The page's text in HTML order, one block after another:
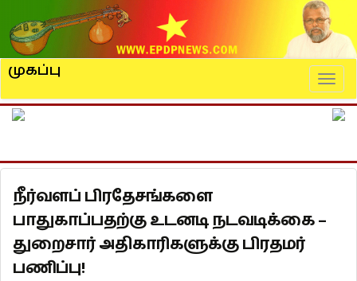
முகப்பு
நீர்வளப் பிரதேசங்களை
பாதுகாப்பதற்கு உடனடி நடவடிக்கை –
துறைசார் அதிகாரிகளுக்கு பிரதமர்
பணிப்பு!